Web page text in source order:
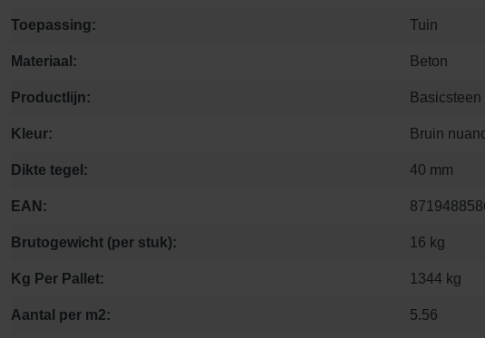
Toepassing: Tuin
Materiaal: Beton
Productlijn: Basicsteen
Kleur: Bruin
Dikte tegel: 40 mm
EAN:
Brutogewicht (per stuk): 16 kg
Kg Per Pallet: 1344 kg
Aantal per m2: 5.56